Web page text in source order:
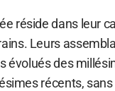
réside dans leur
Leurs
évolués des
récents,